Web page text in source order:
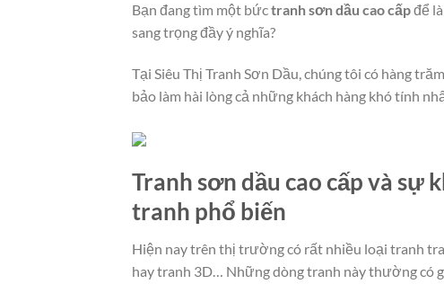
Bạn đang tìm một bứctranh sơn dầu cao cấpđể
sang trọng đầy ý nghĩa?
Tại Siêu Thị Tranh Sơn Dầu, chúng tôi có hàng
bảo làm hài lòng cả những khách hàng khó tính
Tranh sơn dầu cao cấp và sự
tranh phổ biến
Hiện nay trên thị trường có rất nhiều loại tranh
hay tranh 3D… Những dòng tranh này thường có